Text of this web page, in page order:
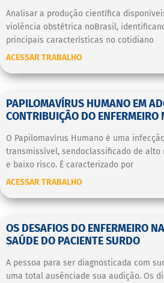
Analisar a produção científica
violência obstétrica noBrasil,
principais características no cotidiano
ACESSAR TRABALHO
PAPILOMAVÍRUS HUMANO EM
CONTRIBUIÇÃO DO ENFERMEIRO
O Papilomavírus Humano é uma
transmissível, sendoclassificado de
e baixo risco. É caracterizado por
ACESSAR TRABALHO
OS DESAFIOS DO ENFERMEIRO
SAÚDE DO PACIENTE SURDO
A pessoa para ser diagnosticada com
uma total ausênciade sua audição. Os